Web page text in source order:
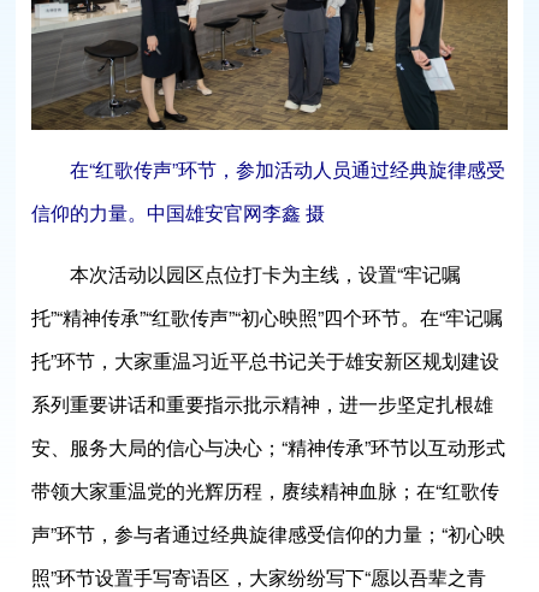
在“红歌传声”环节，参加活动人员通过经典旋律感受
信仰的力量。中国雄安官网李鑫 摄
本次活动以园区点位打卡为主线，设置“牢记嘱
托”“精神传承”“红歌传声”“初心映照”四个环节。在“牢记嘱
托”环节，大家重温习近平总书记关于雄安新区规划建设
系列重要讲话和重要指示批示精神，进一步坚定扎根雄
安、服务大局的信心与决心；“精神传承”环节以互动形式
带领大家重温党的光辉历程，赓续精神血脉；在“红歌传
声”环节，参与者通过经典旋律感受信仰的力量；“初心映
照”环节设置手写寄语区，大家纷纷写下“愿以吾辈之青